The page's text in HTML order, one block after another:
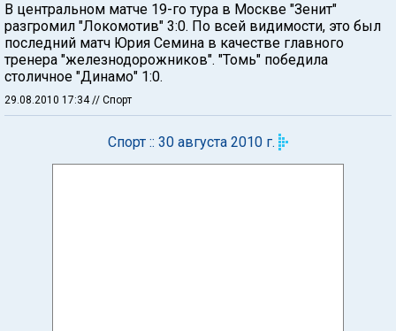
В центральном матче 19-го тура в Москве "Зенит"
разгромил "Локомотив" 3:0. По всей видимости, это был
последний матч Юрия Семина в качестве главного
тренера "железнодорожников". "Томь" победила
столичное "Динамо" 1:0.
29.08.2010 17:34// Спорт
Спорт :: 30 августа 2010 г.